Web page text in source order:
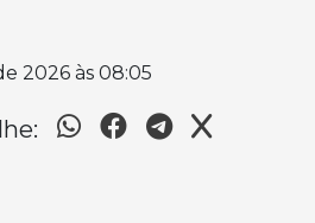
2026 às 08:05